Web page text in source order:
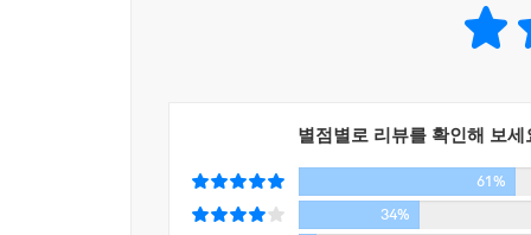
않았다. 전 세계 어느 나라를 가도 비즈니스 식사
는 일이고, 동시에 앞에 앉은 사람과 비즈니스 관
예의 바른 행동이 주는 가장 큰 보상은 예의 그
바로 자기 자신과의 관계가 나아진다는 것이다.
더하여 수십 년간의 경험과 노하우를 바탕으로
“태도는 때때로 사실 그 자체보다 중요하다.”
이 책에서 말하는 건 누구에게나 좋은 사람이
별점별로 리뷰를 확인해 보세
61%
34%